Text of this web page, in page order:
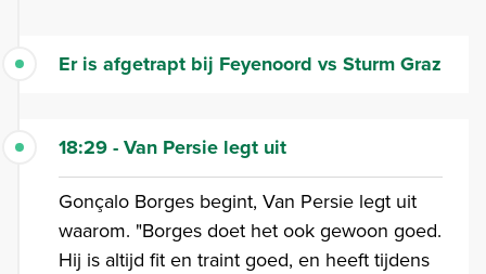
Er is afgetrapt bij Feyenoord vs Sturm Graz
18:29 - Van Persie legt uit
Gonçalo Borges begint, Van Persie legt uit
waarom. "Borges doet het ook gewoon goed.
Hij is altijd fit en traint goed, en heeft tijdens